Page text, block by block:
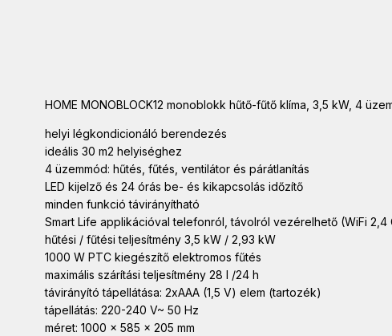
HOME MONOBLOCK12 monoblokk hűtő-fűtő klíma, 3,5 kW, 4
helyi légkondicionáló berendezés
ideális 30 m2 helyiséghez
4 üzemmód: hűtés, fűtés, ventilátor és párátlanítás
LED kijelző és 24 órás be- és kikapcsolás időzítő
minden funkció távirányítható
Smart Life applikációval telefonról, távolról vezérelhető (WiFi 2,4
hűtési / fűtési teljesítmény 3,5 kW / 2,93 kW
1000 W PTC kiegészítő elektromos fűtés
maximális szárítási teljesítmény 28 l /24 h
távirányító tápellátása: 2xAAA (1,5 V) elem (tartozék)
tápellátás: 220-240 V~ 50 Hz
méret: 1000 x 585 x 205 mm